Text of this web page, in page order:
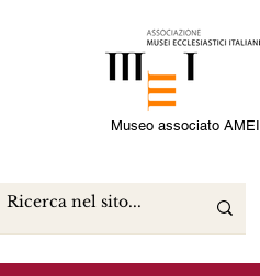
Museo associato AMEI